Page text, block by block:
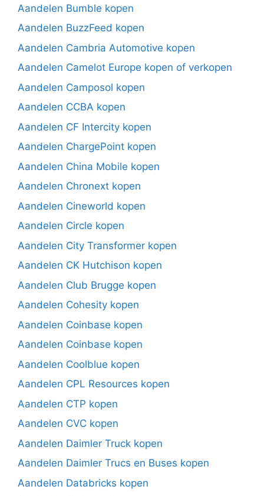
Aandelen Bumble kopen
Aandelen BuzzFeed kopen
Aandelen Cambria Automotive kopen
Aandelen Camelot Europe kopen of verkopen
Aandelen Camposol kopen
Aandelen CCBA kopen
Aandelen CF Intercity kopen
Aandelen ChargePoint kopen
Aandelen China Mobile kopen
Aandelen Chronext kopen
Aandelen Cineworld kopen
Aandelen Circle kopen
Aandelen City Transformer kopen
Aandelen CK Hutchison kopen
Aandelen Club Brugge kopen
Aandelen Cohesity kopen
Aandelen Coinbase kopen
Aandelen Coinbase kopen
Aandelen Coolblue kopen
Aandelen CPL Resources kopen
Aandelen CTP kopen
Aandelen CVC kopen
Aandelen Daimler Truck kopen
Aandelen Daimler Trucs en Buses kopen
Aandelen Databricks kopen